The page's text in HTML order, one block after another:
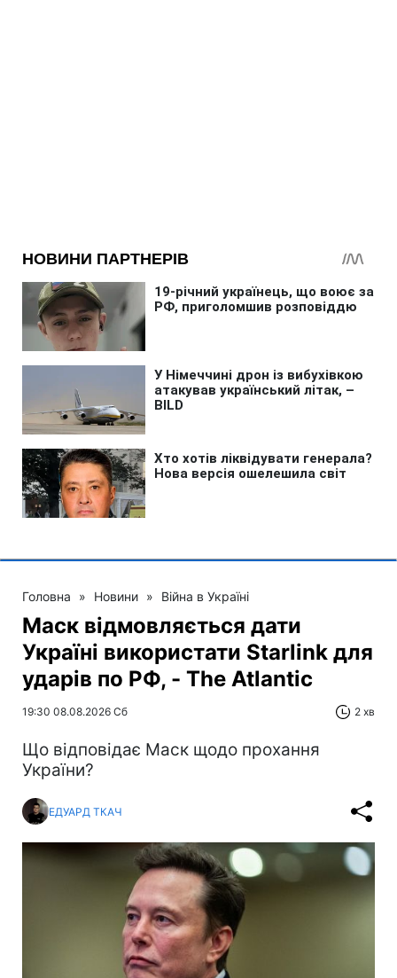
Головна » Новини » Війна в Україні
Маск відмовляється дати
Україні використати Starlink для
ударів по РФ, - The Atlantic
19:30 08.08.2026 Сб 2 хв
Що відповідає Маск щодо прохання
України?
ЕДУАРД ТКАЧ